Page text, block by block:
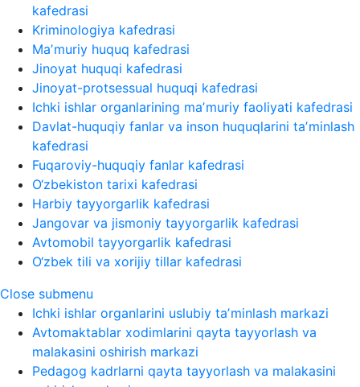
kafedrasi
Kriminologiya kafedrasi
Maʼmuriy huquq kafedrasi
Jinoyat huquqi kafedrasi
Jinoyat-protsessual huquqi kafedrasi
Ichki ishlar organlarining maʼmuriy faoliyati kafedrasi
Davlat-huquqiy fanlar va inson huquqlarini taʼminlash
kafedrasi
Fuqaroviy-huquqiy fanlar kafedrasi
O‘zbekiston tarixi kafedrasi
Harbiy tayyorgarlik kafedrasi
Jangovar va jismoniy tayyorgarlik kafedrasi
Avtomobil tayyorgarlik kafedrasi
O‘zbek tili va xorijiy tillar kafedrasi
Close submenu
Ichki ishlar organlarini uslubiy taʼminlash markazi
Avtomaktablar xodimlarini qayta tayyorlash va
malakasini oshirish markazi
Pedagog kadrlarni qayta tayyorlash va malakasini